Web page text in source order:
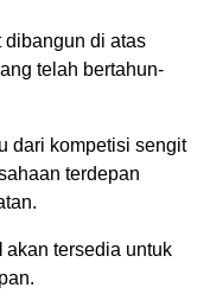
dibangun di atas
telah bertahun-
dari kompetisi sengit
terdepan
akan tersedia untuk